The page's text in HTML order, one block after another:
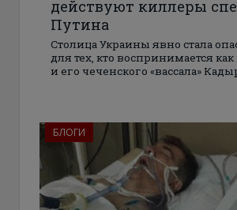
действуют киллеры
Путина
Столица Украины явно стала
для тех, кто воспринимается
и его чеченского «вассала»
БЛОГИ